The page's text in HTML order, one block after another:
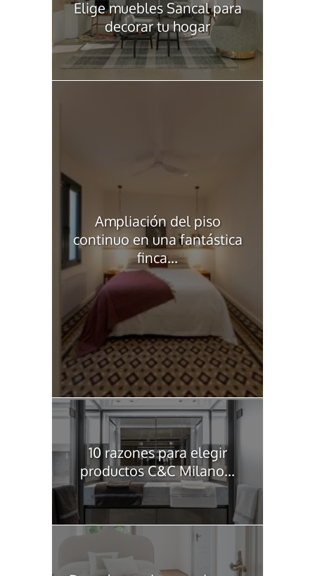
Elige muebles Sancal para
decorar tu hogar
Ampliación del piso
continuo en una fantástica
finca...
10 razones para elegir
productos C&C Milano...